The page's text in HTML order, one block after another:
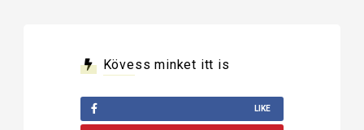
Kövess minket itt is
LIKE